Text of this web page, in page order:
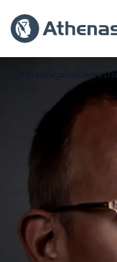
Tilbage til forsiden
Foredragsholdere